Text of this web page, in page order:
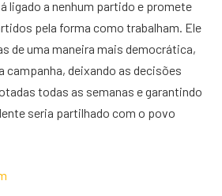
ligado a nenhum partido e promete
pela forma como trabalham. Ele
de uma maneira mais democrática,
campanha, deixando as decisões
todas as semanas e garantindo
seria partilhado com o povo